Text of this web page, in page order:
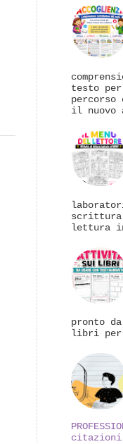
testo
il nuovo
scrittura
lettura
pronto
libri